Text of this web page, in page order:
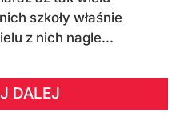
szkoły właśnie
z nich nagle...
DALEJ